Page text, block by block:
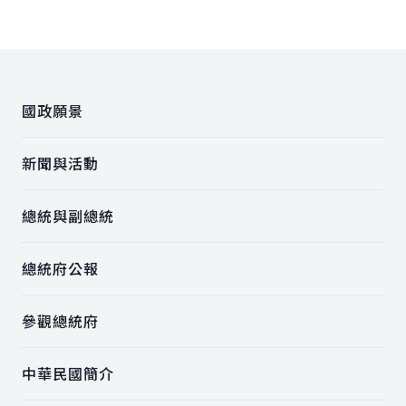
國政願景
新聞與活動
總統與副總統
總統府公報
參觀總統府
中華民國簡介